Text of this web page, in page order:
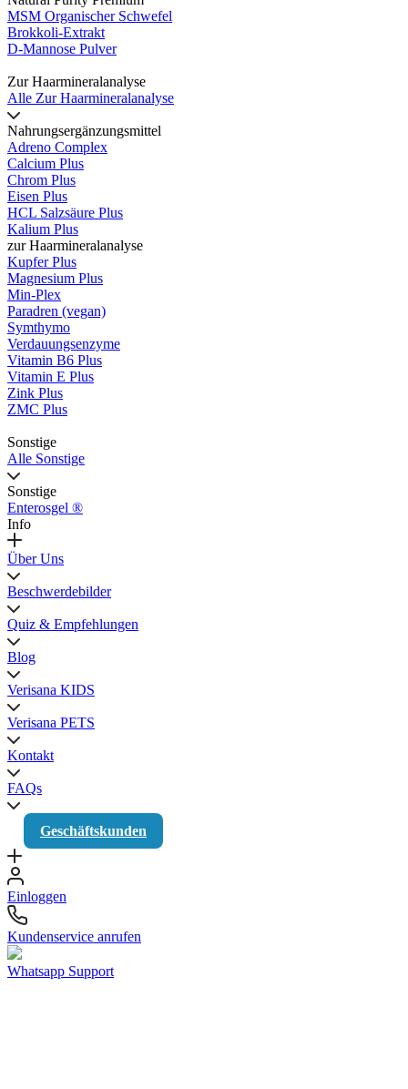
MSM Organischer Schwefel
Brokkoli-Extrakt
D-Mannose Pulver
Zur Haarmineralanalyse
Alle Zur Haarmineralanalyse
Nahrungsergänzungsmittel
Adreno Complex
Calcium Plus
Chrom Plus
Eisen Plus
HCL Salzsäure Plus
Kalium Plus
zur Haarmineralanalyse
Kupfer Plus
Magnesium Plus
Min-Plex
Paradren (vegan)
Symthymo
Verdauungsenzyme
Vitamin B6 Plus
Vitamin E Plus
Zink Plus
ZMC Plus
Sonstige
Alle Sonstige
Sonstige
Enterosgel ®
Info
Über Uns
Beschwerdebilder
Quiz & Empfehlungen
Blog
Verisana KIDS
Verisana PETS
Kontakt
FAQs
Geschäftskunden
Einloggen
Kundenservice anrufen
Whatsapp Support